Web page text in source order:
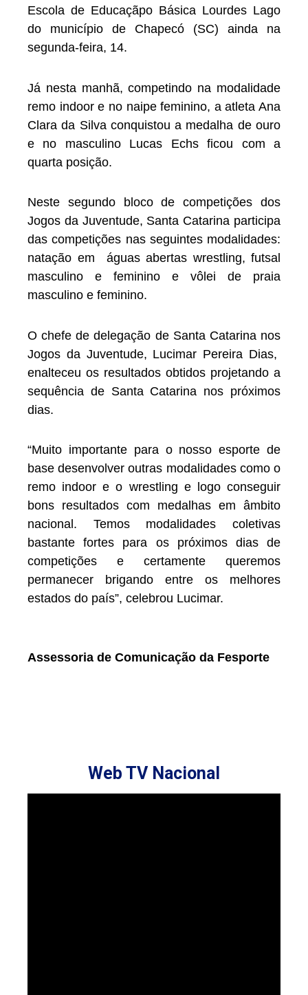
Escola de Educaçãpo Básica Lourdes Lago
do município de Chapecó (SC) ainda na
segunda-feira, 14.
Já nesta manhã, competindo na modalidade
remo indoor e no naipe feminino, a atleta Ana
Clara da Silva conquistou a medalha de ouro
e no masculino Lucas Echs ficou com a
quarta posição.
Neste segundo bloco de competições dos
Jogos da Juventude, Santa Catarina participa
das competições nas seguintes modalidades:
natação em águas abertas wrestling, futsal
masculino e feminino e vôlei de praia
masculino e feminino.
O chefe de delegação de Santa Catarina nos
Jogos da Juventude, Lucimar Pereira Dias,
enalteceu os resultados obtidos projetando a
sequência de Santa Catarina nos próximos
dias.
“Muito importante para o nosso esporte de
base desenvolver outras modalidades como o
remo indoor e o wrestling e logo conseguir
bons resultados com medalhas em âmbito
nacional. Temos modalidades coletivas
bastante fortes para os próximos dias de
competições e certamente queremos
permanecer brigando entre os melhores
estados do país”, celebrou Lucimar.
Assessoria de Comunicação da Fesporte
Web TV Nacional